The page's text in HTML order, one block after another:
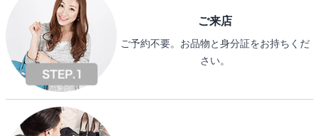
ご来店
ご予約不要。お品物と身分証をお持ちくだ
さい。